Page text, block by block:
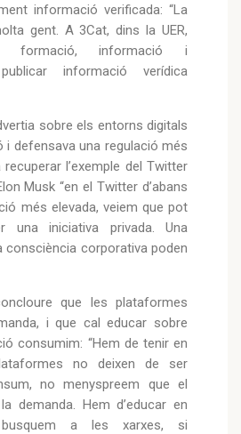
informació verificada: “La
gent. A 3Cat, dins la UER,
formació, informació i
informació verídica
sobre els entorns digitals
i defensava una regulació més
l’exemple del Twitter
Musk “en el Twitter d’abans
més elevada, veiem que pot
iniciativa privada. Una
consciència corporativa poden
que les plataformes
i que cal educar sobre
consumim: “Hem de tenir en
no deixen de ser
no menyspreem que el
demanda. Hem d’educar en
a les xarxes, si